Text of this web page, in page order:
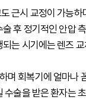
근시 교정이 가능
후 정기적인 안압
는 시기에는 렌즈
며 회복기에 얼마나
수술을 받은 환자는